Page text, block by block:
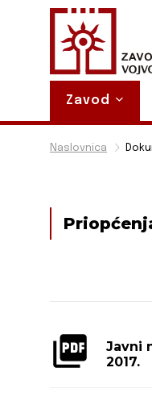
Naslovnica
Javni
2017.
Zavod